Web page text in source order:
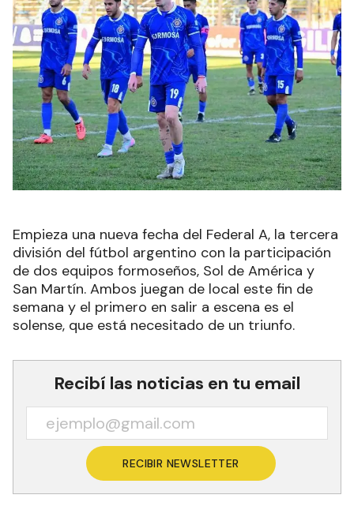
Empieza una nueva fecha del Federal A, la tercera
división del fútbol argentino con la participación
de dos equipos formoseños, Sol de América y
San Martín. Ambos juegan de local este fin de
semana y el primero en salir a escena es el
solense, que está necesitado de un triunfo.
Recibí las noticias en tu email
RECIBIR NEWSLETTER